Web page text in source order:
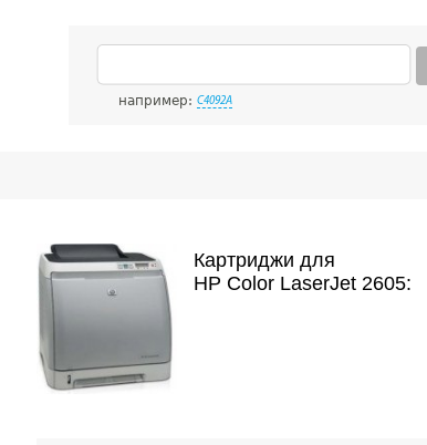
например: C4092A
Картриджи для
HP Color LaserJet 2605: